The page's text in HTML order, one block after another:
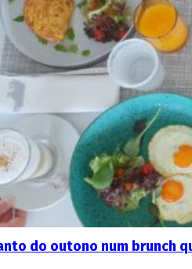
do outono num brunch